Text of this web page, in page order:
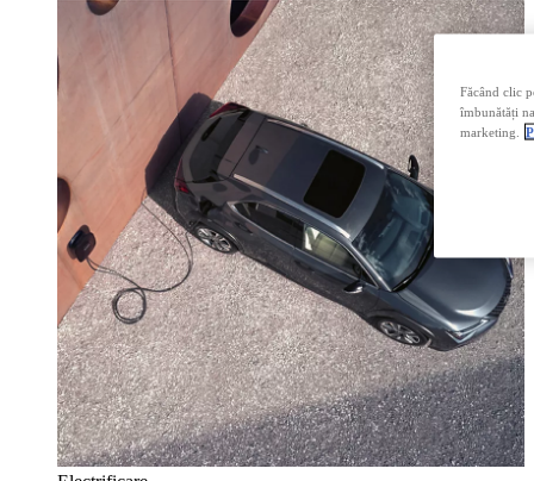
Făcând clic
îmbunătăți
marketing.